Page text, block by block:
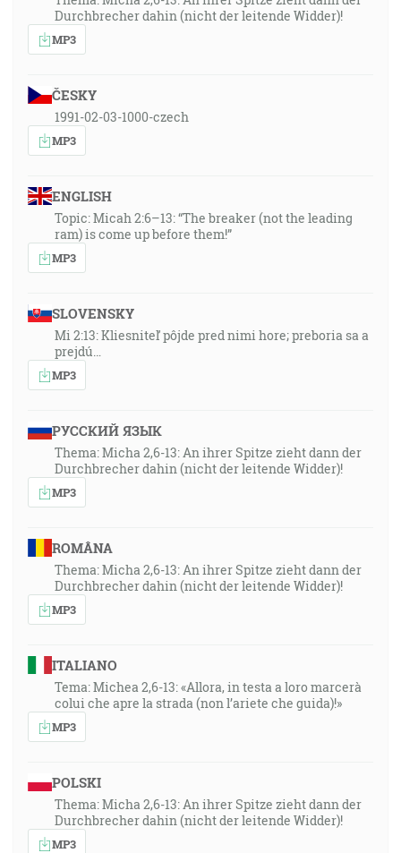
Durchbrecher dahin (nicht der leitende Widder)!
MP3
ČESKY
1991-02-03-1000-czech
MP3
ENGLISH
Topic: Micah 2:6–13: “The breaker (not the leading
ram) is come up before them!”
MP3
SLOVENSKY
Mi 2:13: Kliesniteľ pôjde pred nimi hore; preboria sa a
prejdú…
MP3
РУССКИЙ ЯЗЫК
Thema: Micha 2,6-13: An ihrer Spitze zieht dann der
Durchbrecher dahin (nicht der leitende Widder)!
MP3
ROMÂNA
Thema: Micha 2,6-13: An ihrer Spitze zieht dann der
Durchbrecher dahin (nicht der leitende Widder)!
MP3
ITALIANO
Tema: Michea 2,6-13: «Allora, in testa a loro marcerà
colui che apre la strada (non l’ariete che guida)!»
MP3
POLSKI
Thema: Micha 2,6-13: An ihrer Spitze zieht dann der
Durchbrecher dahin (nicht der leitende Widder)!
MP3